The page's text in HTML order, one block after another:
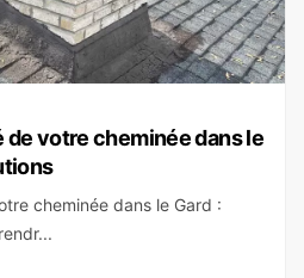
votre cheminée dans le
cheminée dans le Gard :